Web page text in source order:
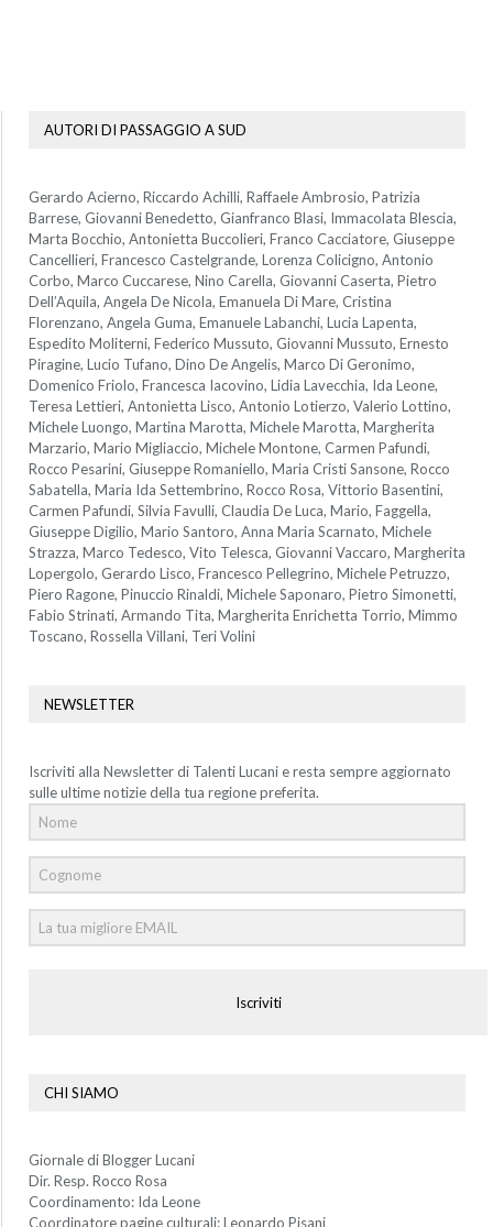
AUTORI DI PASSAGGIO A SUD
Gerardo Acierno, Riccardo Achilli, Raffaele Ambrosio, Patrizia
Barrese, Giovanni Benedetto, Gianfranco Blasi, Immacolata Blescia,
Marta Bocchio, Antonietta Buccolieri, Franco Cacciatore, Giuseppe
Cancellieri, Francesco Castelgrande, Lorenza Colicigno, Antonio
Corbo, Marco Cuccarese, Nino Carella, Giovanni Caserta, Pietro
Dell’Aquila, Angela De Nicola, Emanuela Di Mare, Cristina
Florenzano, Angela Guma, Emanuele Labanchi, Lucia Lapenta,
Espedito Moliterni, Federico Mussuto, Giovanni Mussuto, Ernesto
Piragine, Lucio Tufano, Dino De Angelis, Marco Di Geronimo,
Domenico Friolo, Francesca Iacovino, Lidia Lavecchia, Ida Leone,
Teresa Lettieri, Antonietta Lisco, Antonio Lotierzo, Valerio Lottino,
Michele Luongo, Martina Marotta, Michele Marotta, Margherita
Marzario, Mario Migliaccio, Michele Montone, Carmen Pafundi,
Rocco Pesarini, Giuseppe Romaniello, Maria Cristi Sansone, Rocco
Sabatella, Maria Ida Settembrino, Rocco Rosa, Vittorio Basentini,
Carmen Pafundi, Silvia Favulli, Claudia De Luca, Mario, Faggella,
Giuseppe Digilio, Mario Santoro, Anna Maria Scarnato, Michele
Strazza, Marco Tedesco, Vito Telesca, Giovanni Vaccaro, Margherita
Lopergolo, Gerardo Lisco, Francesco Pellegrino, Michele Petruzzo,
Piero Ragone, Pinuccio Rinaldi, Michele Saponaro, Pietro Simonetti,
Fabio Strinati, Armando Tita, Margherita Enrichetta Torrio, Mimmo
Toscano, Rossella Villani, Teri Volini
NEWSLETTER
Iscriviti alla Newsletter di Talenti Lucani e resta sempre aggiornato
sulle ultime notizie della tua regione preferita.
Iscriviti
CHI SIAMO
Giornale di Blogger Lucani
Dir. Resp. Rocco Rosa
Coordinamento: Ida Leone
Coordinatore pagine culturali: Leonardo Pisani